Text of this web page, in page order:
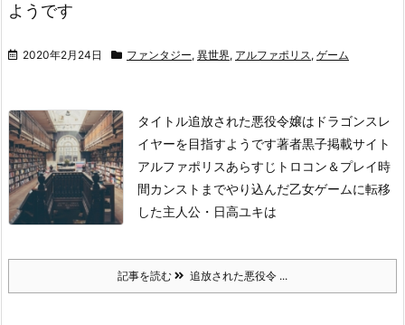
ようです
2020年2月24日 ファンタジー, 異世界, アルファポリス, ゲーム
タイトル追放された悪役令嬢はドラゴンスレ
イヤーを目指すようです著者黒子掲載サイト
アルファポリスあらすじ トロコン＆プレイ時
間カンストまでやり込んだ乙女ゲームに転移
した主人公・日高ユキは
記事を読む 追放された悪役令 ...